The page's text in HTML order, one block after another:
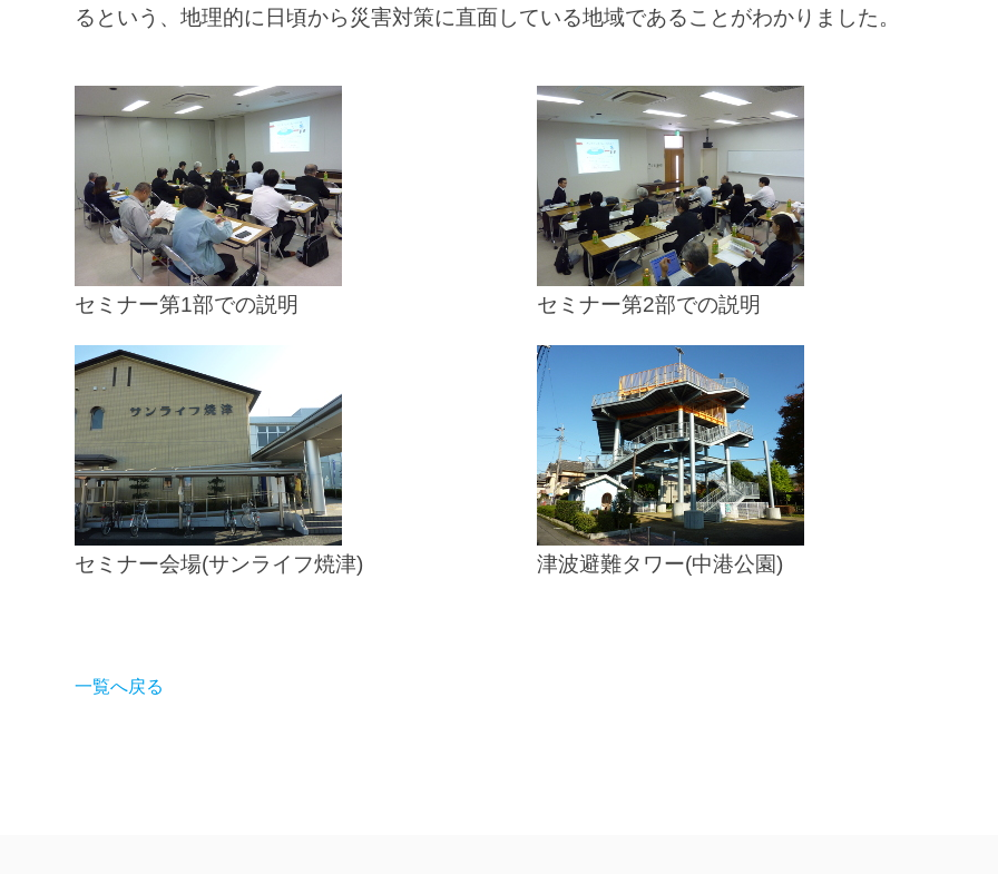
るという、地理的に日頃から災害対策に直面している地域であることがわかりました。
セミナー第1部での説明 セミナー第2部での説明
セミナー会場(サンライフ焼津) 津波避難タワー(中港公園)
一覧へ戻る